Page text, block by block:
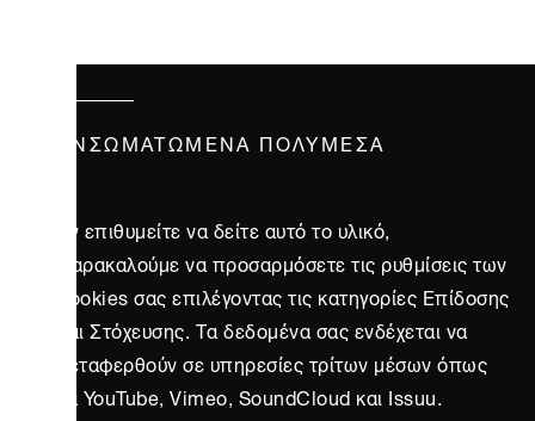
ΕΝΣΩΜΑΤΩΜΈΝΑ ΠΟΛΥΜΈΣΑ
Αν επιθυμείτε να δείτε αυτό το υλικό,
παρακαλούμε να προσαρμόσετε τις ρυθμίσεις των
cookies σας επιλέγοντας τις κατηγορίες Επίδοσης
και Στόχευσης. Τα δεδομένα σας ενδέχεται να
μεταφερθούν σε υπηρεσίες τρίτων μέσων όπως
τα YouTube, Vimeo, SoundCloud και Issuu.